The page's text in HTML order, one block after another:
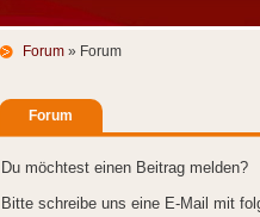
Forum » Forum
Forum
Du möchtest einen Beitrag melden?
Bitte schreibe uns eine E-Mail mit